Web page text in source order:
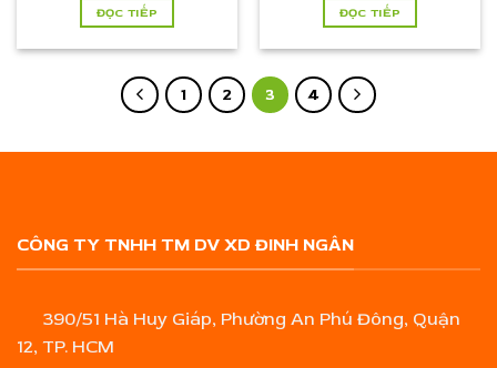
ĐỌC TIẾP ĐỌC TIẾP
1 2 3 4
CÔNG TY TNHH TM DV XD ĐINH NGÂN
390/51 Hà Huy Giáp, Phường An Phú Đông, Quận
12, TP. HCM